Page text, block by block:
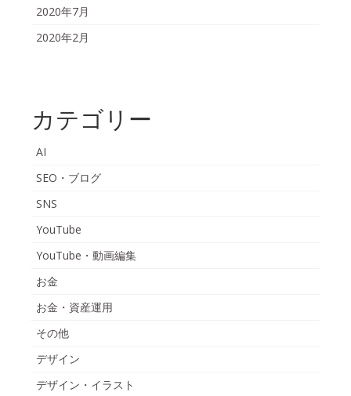
2020年7月
2020年2月
カテゴリー
AI
SEO・ブログ
SNS
YouTube
YouTube・動画編集
お金
お金・資産運用
その他
デザイン
デザイン・イラスト